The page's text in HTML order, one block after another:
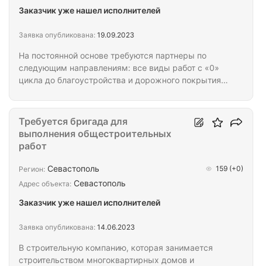
На постоянной основе требуются партнеры по
следующим направлениям: все виды работ с «0»
цикла до благоустройства и дорожного покрытия,
металлоконструкций, кровля, фасад, инженерные
сети, внутренние и внешние, отделка внутренняя и
внешняя, остекление
Заказчик уже нашел исполнителей
Заявка опубликована: 19.09.2023
В строительную компанию, которая занимается
строительством многоквартирных домов и
Требуется бригада для
выполнения общестроительных
работ
Регион: Севастополь 159 (+0)
Адрес объекта: Севастополь
Заказчик уже нашел исполнителей
Заявка опубликована: 14.06.2023